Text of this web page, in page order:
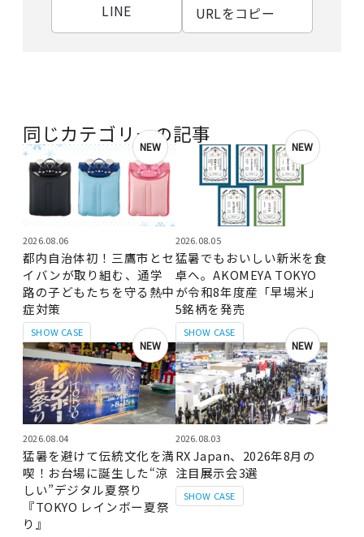
LINE
URLをコピー
同じカテゴリーの記事
NEW
SHOW CASE
2026.08.06
都内自治体初！三鷹市とセ
イバンが取り組む、通学
路の子どもたちを守る熱中
症対策
NEW
SHOW CASE
2026.08.05
猛暑でもおいしい新米を食
卓へ。AKOMEYA TOKYO
が令和8年度産「早場米」
5銘柄を発売
NEW
2026.08.04
猛暑を避けて伝統文化を満
喫！お台場に誕生した“涼
しい”デジタル夏祭り
『TOKYO レインボー夏祭
り』
NEW
SHOW CASE
2026.08.03
RX Japan、2026年8月の
注目展示会3選